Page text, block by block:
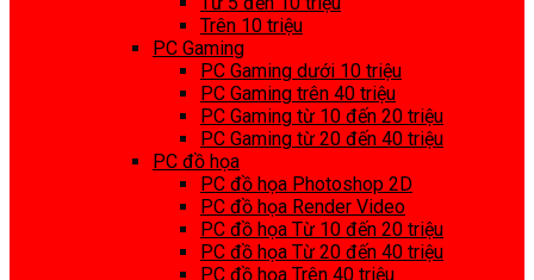
Trên 10 triệu
PC Gaming
PC Gaming dưới 10 triệu
PC Gaming trên 40 triệu
PC Gaming từ 10 đến 20 triệu
PC Gaming từ 20 đến 40 triệu
PC đồ họa
PC đồ họa Photoshop 2D
PC đồ họa Render Video
PC đồ họa Từ 10 đến 20 triệu
PC đồ họa Từ 20 đến 40 triệu
PC đồ họa Trên 40 triệu